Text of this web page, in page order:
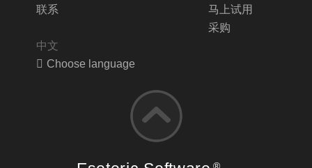
联系
中文
Choose language
马上试用
采购